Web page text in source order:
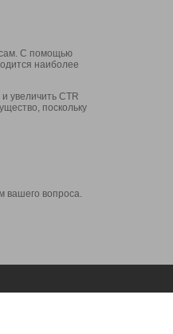
С помощью
наиболее
увеличить CTR
поскольку
вашего вопроса.